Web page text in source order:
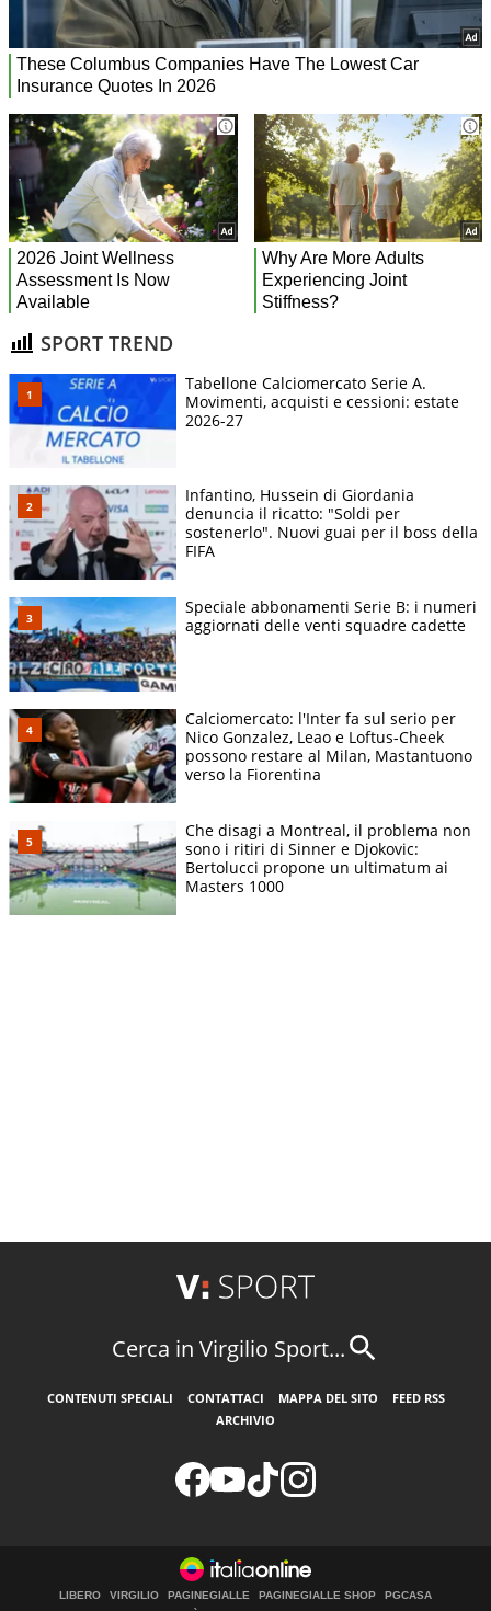
SPORT TREND
Tabellone Calciomercato Serie A.
Movimenti, acquisti e cessioni: estate
2026-27
Infantino, Hussein di Giordania
denuncia il ricatto: "Soldi per
sostenerlo". Nuovi guai per il boss della
FIFA
Speciale abbonamenti Serie B: i numeri
aggiornati delle venti squadre cadette
Calciomercato: l'Inter fa sul serio per
Nico Gonzalez, Leao e Loftus-Cheek
possono restare al Milan, Mastantuono
verso la Fiorentina
Che disagi a Montreal, il problema non
sono i ritiri di Sinner e Djokovic:
Bertolucci propone un ultimatum ai
Masters 1000
Cerca in Virgilio Sport...
CONTENUTI SPECIALI CONTATTACI MAPPA DEL SITO
FEED RSS
ARCHIVIO
LIBERO VIRGILIO PAGINEGIALLE PAGINEGIALLE SHOP
PGCASA